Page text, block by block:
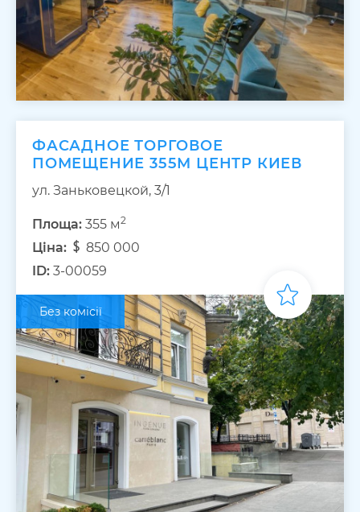
ФАСАДНОЕ ТОРГОВОЕ
ПОМЕЩЕНИЕ 355М ЦЕНТР КИЕВ
ул. Заньковецкой, 3/1
Площа: 355 м2
Ціна:
850 000
ID: 3-00059
Без комісії